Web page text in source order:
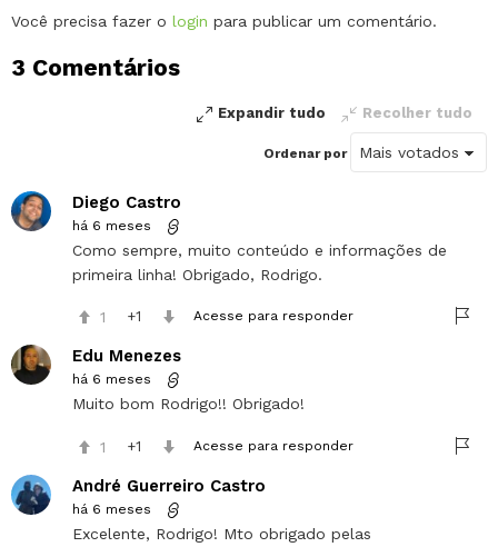
Deixe
comentário
Você precisa fazer o login para publicar um comentário.
3 Comentários
Expandir tudo Recolher tudo
Ordenar por
Diego Castro
há 6 meses
Como sempre, muito conteúdo e informações de
primeira linha! Obrigado, Rodrigo.
1 1 Acesse para responder
Edu Menezes
há 6 meses
Muito bom Rodrigo!! Obrigado!
1 1 Acesse para responder
André Guerreiro Castro
há 6 meses
Excelente, Rodrigo! Mto obrigado pelas